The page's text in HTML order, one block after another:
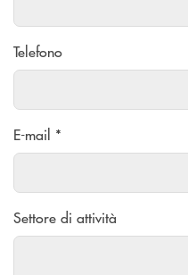
Telefono
E-mail *
Settore di attività